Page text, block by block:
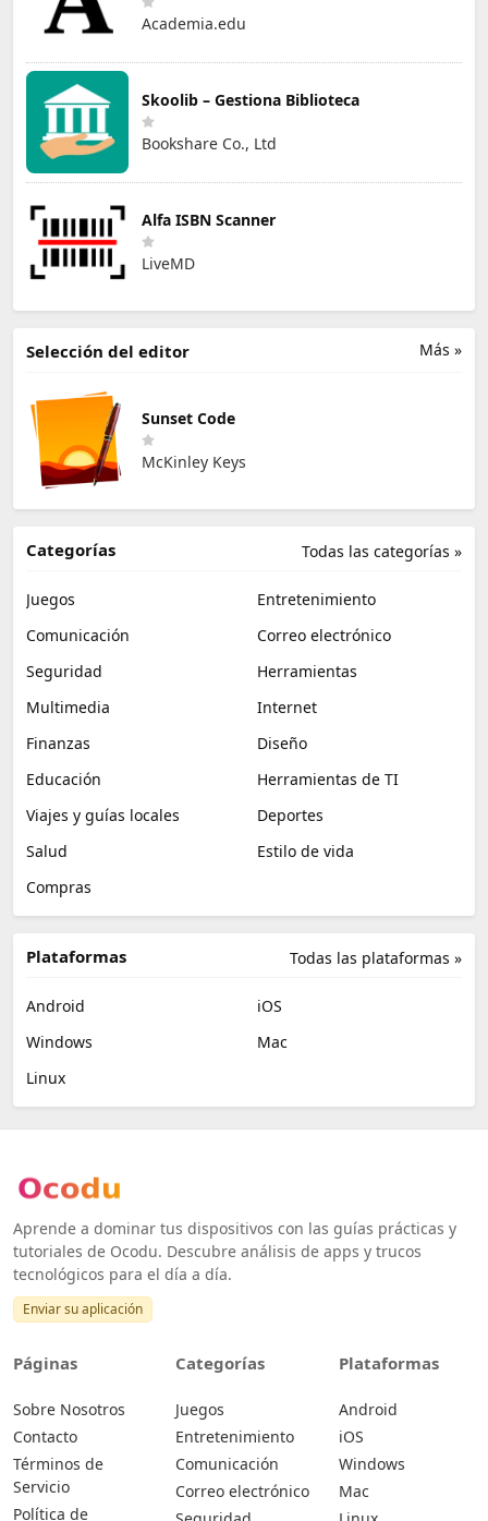
Academia.edu
Skoolib – Gestiona Biblioteca
Bookshare Co., Ltd
Alfa ISBN Scanner
LiveMD
Más »
Selección del editor
Sunset Code
McKinley Keys
Todas las categorías »
Categorías
Juegos
Entretenimiento
Comunicación
Correo electrónico
Seguridad
Herramientas
Multimedia
Internet
Finanzas
Diseño
Educación
Herramientas de TI
Viajes y guías locales
Deportes
Salud
Estilo de vida
Compras
Todas las plataformas »
Plataformas
Android
iOS
Windows
Mac
Linux
Aprende a dominar tus dispositivos con las guías prácticas y
tutoriales de Ocodu. Descubre análisis de apps y trucos
tecnológicos para el día a día.
Enviar su aplicación
Páginas
Sobre Nosotros
Contacto
Términos de
Servicio
Política de
Categorías
Juegos
Entretenimiento
Comunicación
Correo electrónico
Plataformas
Android
iOS
Windows
Mac